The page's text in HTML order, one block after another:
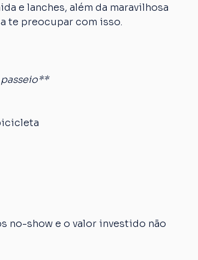
e lanches, além da maravilhosa
te preocupar com isso.
no-show e o valor investido não